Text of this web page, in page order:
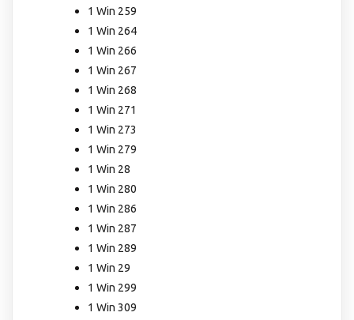
1 Win 259
1 Win 264
1 Win 266
1 Win 267
1 Win 268
1 Win 271
1 Win 273
1 Win 279
1 Win 28
1 Win 280
1 Win 286
1 Win 287
1 Win 289
1 Win 29
1 Win 299
1 Win 309